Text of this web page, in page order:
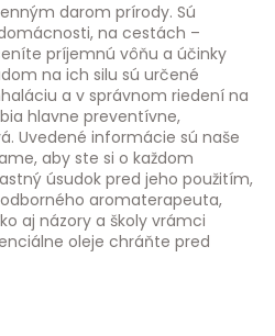
darom prírody. Sú
na cestách –
príjemnú vôňu a účinky
na ich silu sú určené
a v správnom riedení na
hlavne preventívne,
Uvedené informácie sú naše
aby ste si o každom
úsudok pred jeho použitím,
aromaterapeuta,
aj názory a školy vrámci
oleje chráňte pred